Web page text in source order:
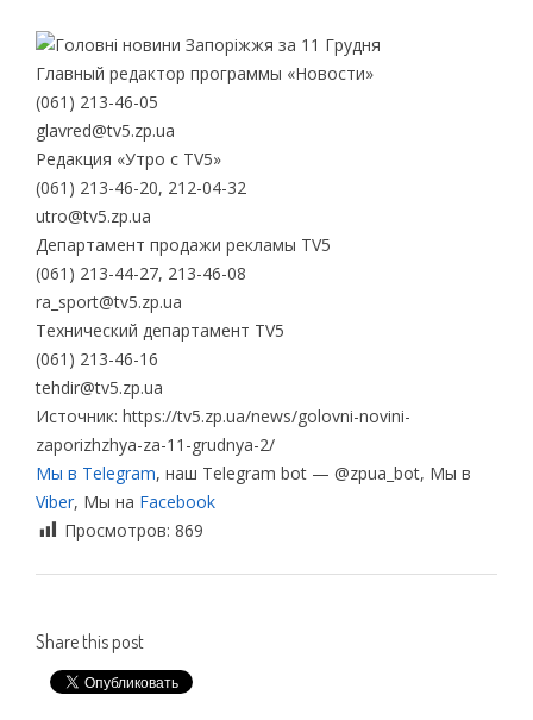
Главный редактор программы «Новости»
(061) 213-46-05
glavred@tv5.zp.ua
Редакция «Утро с TV5»
(061) 213-46-20, 212-04-32
utro@tv5.zp.ua
Департамент продажи рекламы TV5
(061) 213-44-27, 213-46-08
ra_sport@tv5.zp.ua
Технический департамент TV5
(061) 213-46-16
tehdir@tv5.zp.ua
Источник: https://tv5.zp.ua/news/golovni-novini-
zaporizhzhya-za-11-grudnya-2/
Мы в Telegram, наш Telegram bot — @zpua_bot, Мы в
Viber, Мы на Facebook
Просмотров: 869
Share this post